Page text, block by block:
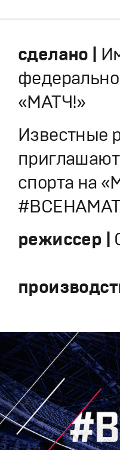
сделано |
«МАТЧ!»
Известные
спорта на
режиссер |